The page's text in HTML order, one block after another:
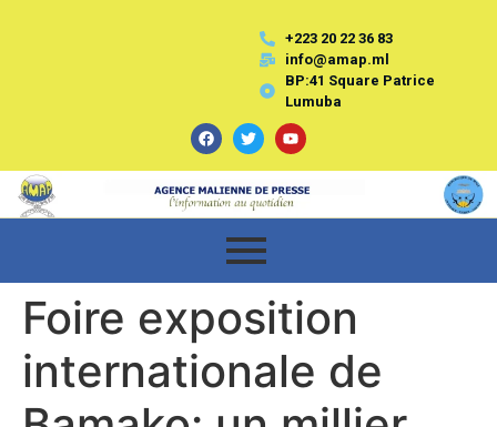
+223 20 22 36 83
info@amap.ml
BP:41 Square Patrice
Lumuba
Foire exposition
internationale de